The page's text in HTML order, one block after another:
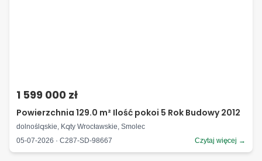
1 599 000 zł
Powierzchnia 129.0 m² Ilość pokoi 5 Rok Budowy 2012
dolnośląskie, Kąty Wrocławskie, Smolec
05-07-2026 · C287-SD-98667
Czytaj więcej →